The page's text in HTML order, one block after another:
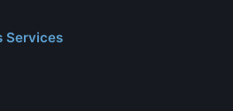
Services